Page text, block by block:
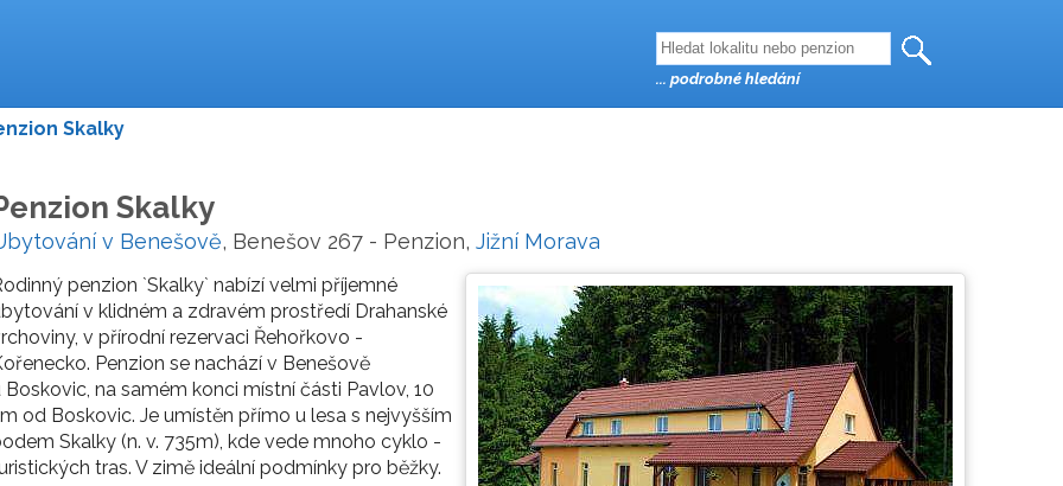
Skalky
Skalky
v Benešově, Benešov 267 - Penzion, Jižní Morava
penzion `Skalky` nabízí velmi příjemné
v klidném a zdravém prostředí Drahanské
v přírodní rezervaci Řehořkovo -
Penzion se nachází v Benešově
Boskovic, na samém konci místní části Pavlov, 10
od Boskovic. Je umístěn přímo u lesa s nejvyšším
Skalky (n. v. 735m), kde vede mnoho cyklo -
tras. V zimě ideální podmínky pro běžky.
... podrobné hledání